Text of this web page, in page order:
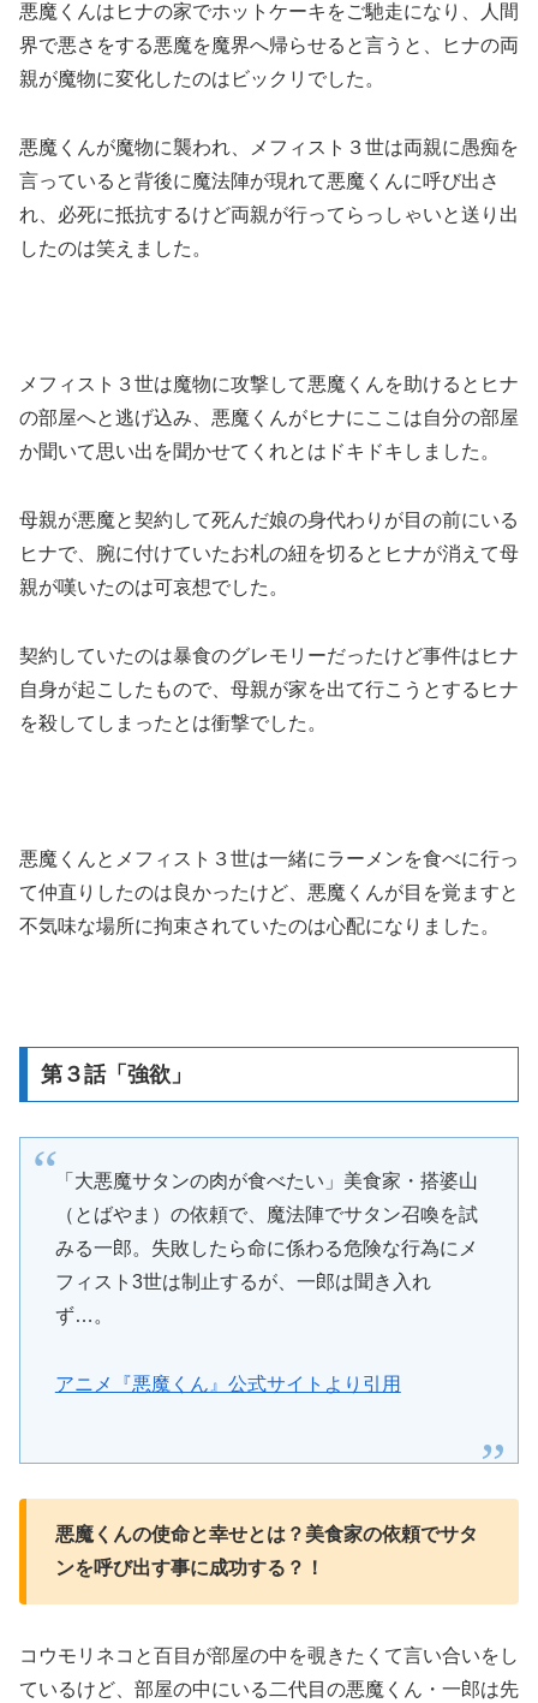
悪魔くんはヒナの家でホットケーキをご馳走になり、人間
界で悪さをする悪魔を魔界へ帰らせると言うと、ヒナの両
親が魔物に変化したのはビックリでした。
悪魔くんが魔物に襲われ、メフィスト３世は両親に愚痴を
言っていると背後に魔法陣が現れて悪魔くんに呼び出さ
れ、必死に抵抗するけど両親が行ってらっしゃいと送り出
したのは笑えました。
メフィスト３世は魔物に攻撃して悪魔くんを助けるとヒナ
の部屋へと逃げ込み、悪魔くんがヒナにここは自分の部屋
か聞いて思い出を聞かせてくれとはドキドキしました。
母親が悪魔と契約して死んだ娘の身代わりが目の前にいる
ヒナで、腕に付けていたお札の紐を切るとヒナが消えて母
親が嘆いたのは可哀想でした。
契約していたのは暴食のグレモリーだったけど事件はヒナ
自身が起こしたもので、母親が家を出て行こうとするヒナ
を殺してしまったとは衝撃でした。
悪魔くんとメフィスト３世は一緒にラーメンを食べに行っ
て仲直りしたのは良かったけど、悪魔くんが目を覚ますと
不気味な場所に拘束されていたのは心配になりました。
第３話「強欲」
「大悪魔サタンの肉が食べたい」美食家・搭婆山
（とばやま）の依頼で、魔法陣でサタン召喚を試
みる一郎。失敗したら命に係わる危険な行為にメ
フィスト3世は制止するが、一郎は聞き入れ
ず…。
アニメ『悪魔くん』公式サイトより引用
悪魔くんの使命と幸せとは？美食家の依頼でサタ
ンを呼び出す事に成功する？！
コウモリネコと百目が部屋の中を覗きたくて言い合いをし
ているけど、部屋の中にいる二代目の悪魔くん・一郎は先